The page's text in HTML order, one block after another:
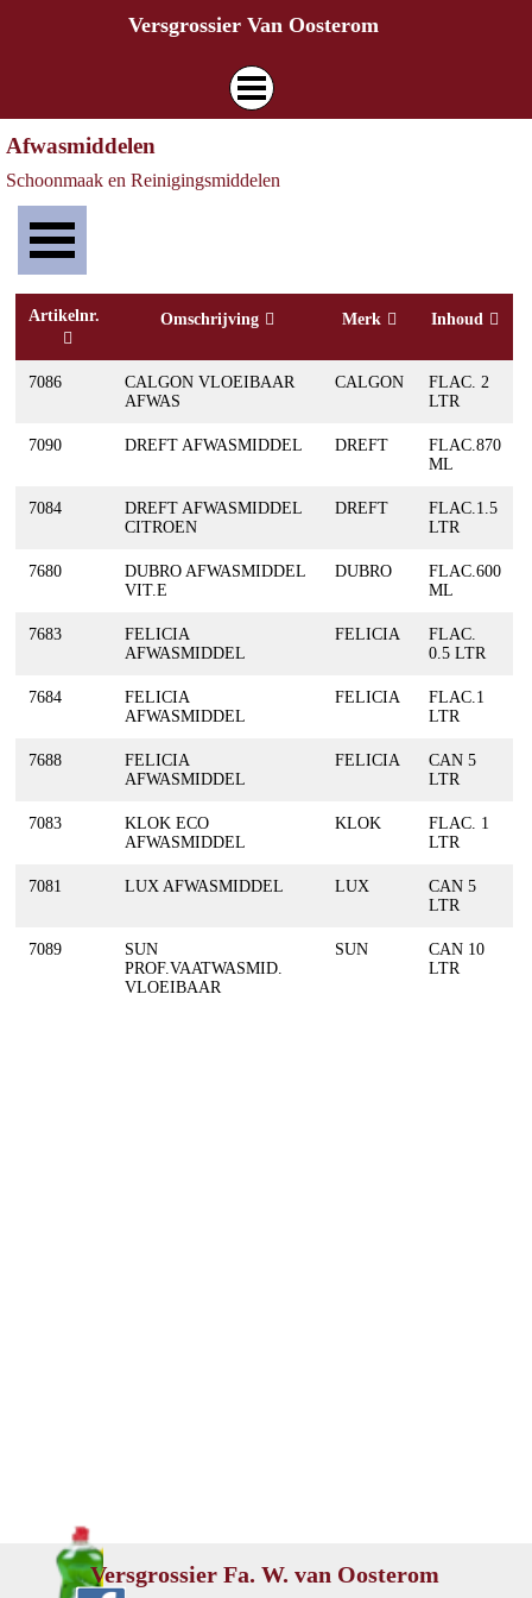
Versgrossier Van Oosterom
Menu overslaan
Afwasmiddelen
Schoonmaak en Reinigingsmiddelen
Menu overslaan
Artikelnr. Omschrijving Merk Inhoud
7086
CALGON VLOEIBAAR
AFWAS
CALGON
FLAC. 2
LTR
7090 DREFT AFWASMIDDEL DREFT
FLAC.870
ML
7084
DREFT AFWASMIDDEL
CITROEN
DREFT
FLAC.1.5
LTR
7680
DUBRO AFWASMIDDEL
VIT.E
DUBRO
FLAC.600
ML
7683
FELICIA
AFWASMIDDEL
FELICIA
FLAC.
0.5 LTR
7684
FELICIA
AFWASMIDDEL
FELICIA
FLAC.1
LTR
7688
FELICIA
AFWASMIDDEL
FELICIA
CAN 5
LTR
7083
KLOK ECO
AFWASMIDDEL
KLOK
FLAC. 1
LTR
7081 LUX AFWASMIDDEL LUX
CAN 5
LTR
7089
SUN
PROF.VAATWASMID.
VLOEIBAAR
SUN
CAN 10
LTR
Versgrossier Fa. W. van Oosterom